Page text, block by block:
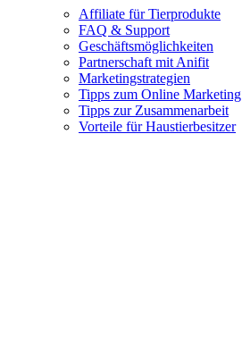
Affiliate für Tierprodukte
FAQ & Support
Geschäftsmöglichkeiten
Partnerschaft mit Anifit
Marketingstrategien
Tipps zum Online Marketing
Tipps zur Zusammenarbeit
Vorteile für Haustierbesitzer